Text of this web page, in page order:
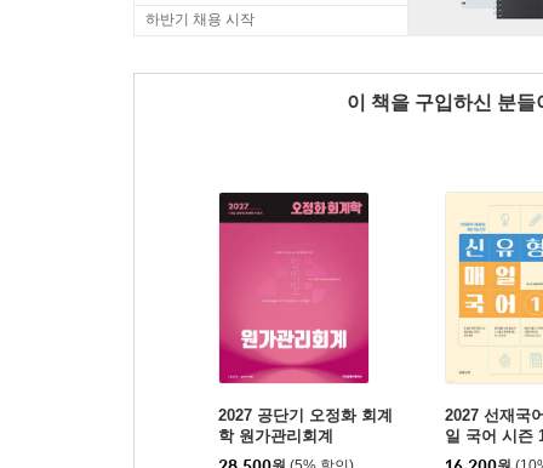
하반기 채용 시작
이 책을 구입하신 분
2027 공단기 오정화 회계
학 원가관리회계
2027 선재국
일 국어 시즌